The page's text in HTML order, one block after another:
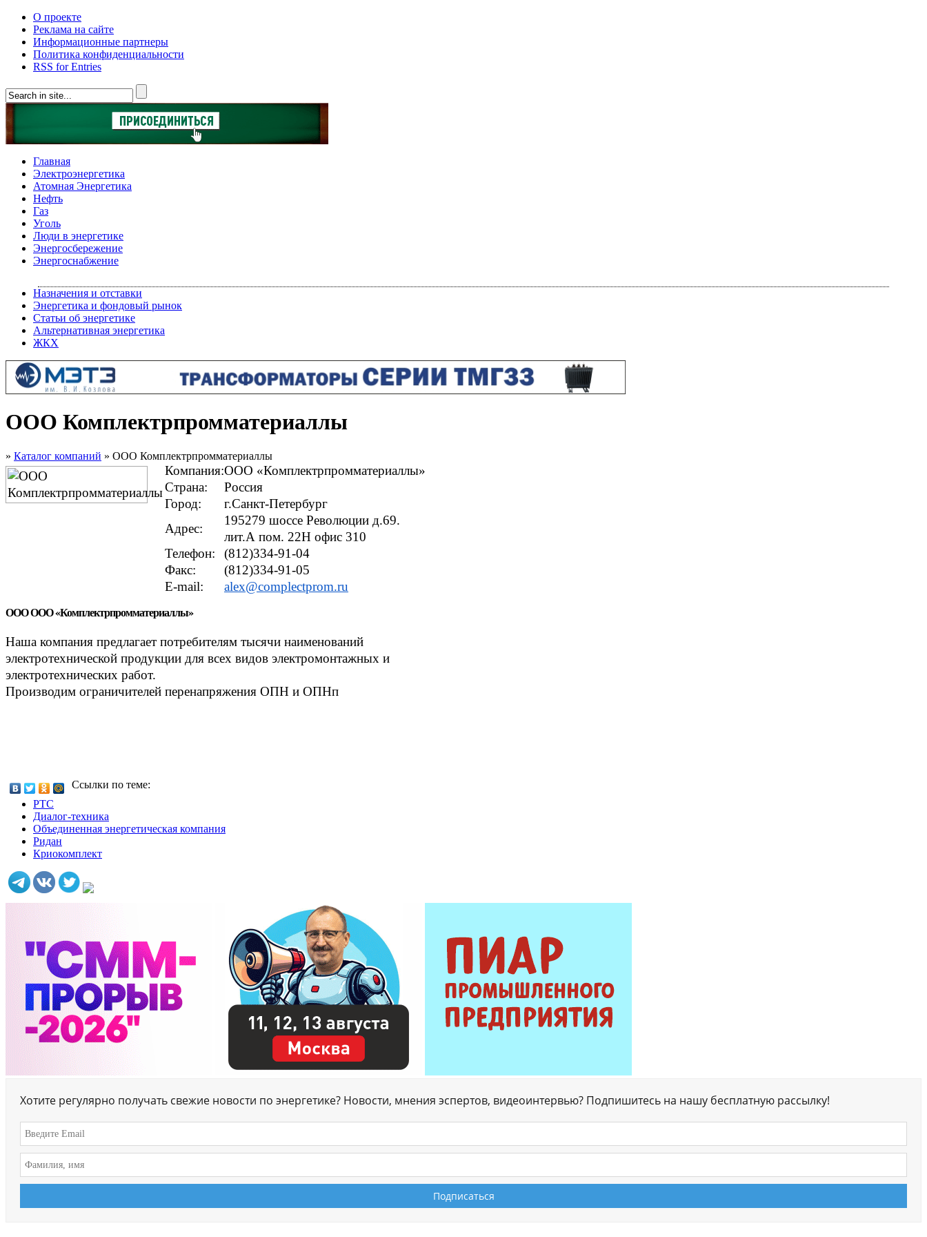
О проекте
Реклама на сайте
Информационные партнеры
Политика конфиденциальности
RSS for Entries
Главная
Электроэнергетика
Атомная Энергетика
Нефть
Газ
Уголь
Люди в энергетике
Энергосбережение
Энергоснабжение
Назначения и отставки
Энергетика и фондовый рынок
Статьи об энергетике
Альтернативная энергетика
ЖКХ
ООО Комплектрпромматериаллы
» Каталог компаний » ООО Комплектрпромматериаллы
Компания:ООО «Комплектрпромматериаллы»
Страна:
Россия
Город:
г.Санкт-Петербург
Адрес:
195279 шоссе Революции д.69.
лит.А пом. 22Н офис 310
Телефон:
(812)334-91-04
Факс:
(812)334-91-05
E-mail:
alex@complectprom.ru
ООО ООО «Комплектрпромматериаллы»
Наша компания предлагает потребителям тысячи наименований
электротехнической продукции для всех видов электромонтажных и
электротехнических работ.
Производим ограничителей перенапряжения ОПН и ОПНп
Ссылки по теме:
РТС
Диалог-техника
Объединенная энергетическая компания
Ридан
Криокомплект
Хотите регулярно получать свежие новости по энергетике? Новости, мнения эспертов, видеоинтервью? Подпишитесь на нашу бесплатную рассылку!